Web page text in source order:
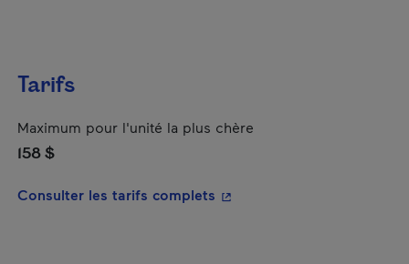
Tarifs
Maximum pour l'unité la plus chère
158 $
Consulter les tarifs complets - Cet hyperlien s'ouvrira